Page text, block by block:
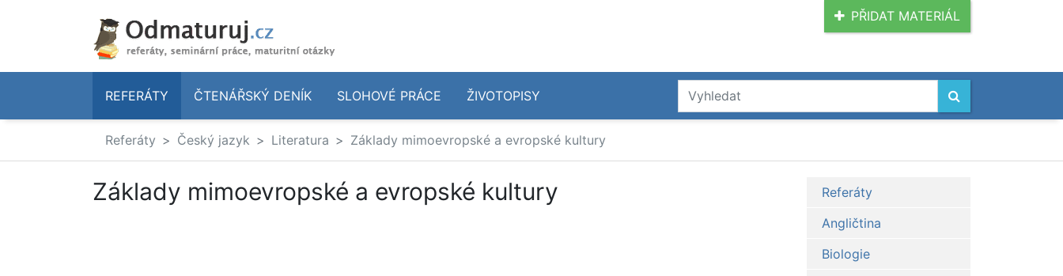
PŘIDAT MATERIÁL
REFERÁTY ČTENÁŘSKÝ DENÍK SLOHOVÉ PRÁCE ŽIVOTOPISY
Referáty Český jazyk Literatura Základy mimoevropské a evropské kultury
Základy mimoevropské a evropské kultury
Referáty
Angličtina
Biologie